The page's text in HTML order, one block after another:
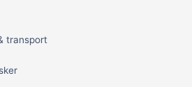
transport